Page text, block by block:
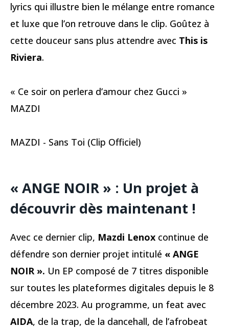
lyrics qui illustre bien le mélange entre romance
et luxe que l’on retrouve dans le clip. Goûtez à
cette douceur sans plus attendre avec This is
Riviera.
« Ce soir on perlera d’amour chez Gucci »
MAZDI
MAZDI - Sans Toi (Clip Officiel)
« ANGE NOIR » : Un projet à
découvrir dès maintenant !
Avec ce dernier clip, Mazdi Lenox continue de
défendre son dernier projet intitulé « ANGE
NOIR ». Un EP composé de 7 titres disponible
sur toutes les plateformes digitales depuis le 8
décembre 2023. Au programme, un feat avec
AIDA, de la trap, de la dancehall, de l’afrobeat